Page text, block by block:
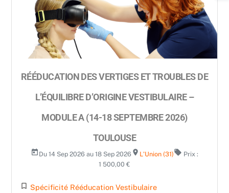
RÉÉDUCATION DES VERTIGES ET TROUBLES DE
L’ÉQUILIBRE D’ORIGINE VESTIBULAIRE –
MODULE A (14-18 SEPTEMBRE 2026)
TOULOUSE
today Du 14 Sep 2026 au 18 Sep 2026 room L'Union (31)local_offer Prix :
1 500,00 €
turned_in_not Spécificité Rééducation Vestibulaire